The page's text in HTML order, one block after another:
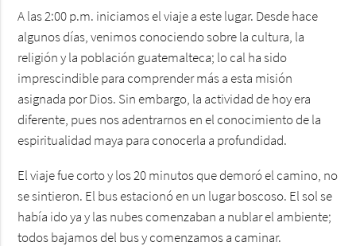
A las 2:00 p.m. iniciamos el viaje a este lugar. Desde hace
algunos días, venimos conociendo sobre la cultura, la
religión y la población guatemalteca; lo cal ha sido
imprescindible para comprender más a esta misión
asignada por Dios. Sin embargo, la actividad de hoy era
diferente, pues nos adentrarnos en el conocimiento de la
espiritualidad maya para conocerla a profundidad.
El viaje fue corto y los 20 minutos que demoró el camino, no
se sintieron. El bus estacionó en un lugar boscoso. El sol se
había ido ya y las nubes comenzaban a nublar el ambiente;
todos bajamos del bus y comenzamos a caminar.